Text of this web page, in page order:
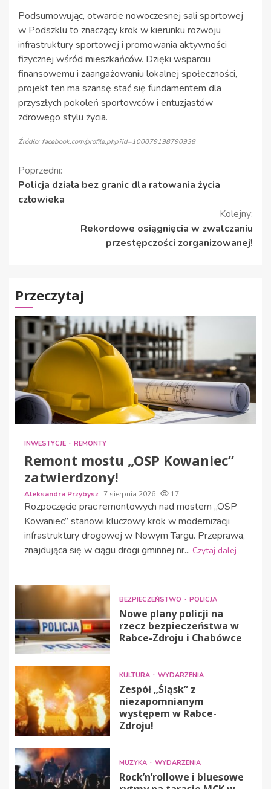
Podsumowując, otwarcie nowoczesnej sali sportowej
w Podszklu to znaczący krok w kierunku rozwoju
infrastruktury sportowej i promowania aktywności
fizycznej wśród mieszkańców. Dzięki wsparciu
finansowemu i zaangażowaniu lokalnej społeczności,
projekt ten ma szansę stać się fundamentem dla
przyszłych pokoleń sportowców i entuzjastów
zdrowego stylu życia.
Źródło: facebook.com/profile.php?id=100079198790938
Kontynuuj
czytanie
Poprzedni:
Policja działa bez granic dla ratowania życia
człowieka
Kolejny:
Rekordowe osiągnięcia w zwalczaniu
przestępczości zorganizowanej!
Przeczytaj
INWESTYCJE REMONTY
Remont mostu „OSP Kowaniec”
zatwierdzony!
Aleksandra Przybysz 7 sierpnia 2026 17
Rozpoczęcie prac remontowych nad mostem „OSP
Kowaniec” stanowi kluczowy krok w modernizacji
infrastruktury drogowej w Nowym Targu. Przeprawa,
znajdująca się w ciągu drogi gminnej nr... Czytaj dalej
BEZPIECZEŃSTWO POLICJA
Nowe plany policji na
rzecz bezpieczeństwa w
Rabce-Zdroju i Chabówce
KULTURA WYDARZENIA
Zespół „Śląsk” z
niezapomnianym
występem w Rabce-
Zdroju!
MUZYKA WYDARZENIA
Rock’n’rollowe i bluesowe